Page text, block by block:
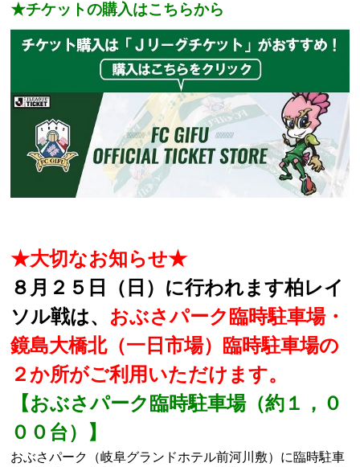
★チケットの購入はこちらから
★大切なお知らせ★
８月２５日（日）に行われます柏レイ
ソル戦は、 おぶさパーク臨時駐車場・
鏡島大橋北（一日市場）臨時駐車場の
２か所がご利用いただけます。
【おぶさパーク臨時駐車場（約１，０
００台）】
おぶさパーク（岐阜グランドホテル前河川敷）に臨時駐車